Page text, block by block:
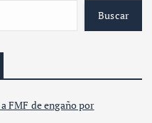
Buscar
FMF de engaño por